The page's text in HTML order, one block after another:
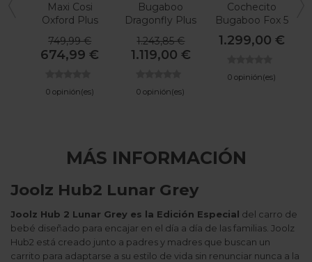
Maxi Cosi
Oxford Plus
749,99 €
674,99 €
0 opinión(es)
Bugaboo
Dragonfly Plus
Imprescindibles
De Verano
1.243,85 €
1.119,00 €
0 opinión(es)
Cochecito
Bugaboo Fox 5
Renew Azul
Indigo
1.299,00 €
0 opinión(es)
MÁS INFORMACIÓN
Joolz Hub2 Lunar Grey
Joolz Hub 2 Lunar Grey es la Edición Especial del carro de
bebé diseñado para encajar en el día a día de las familias. Joolz
Hub2 está creado junto a padres y madres que buscan un
carrito para adaptarse a su estilo de vida sin renunciar nunca a la